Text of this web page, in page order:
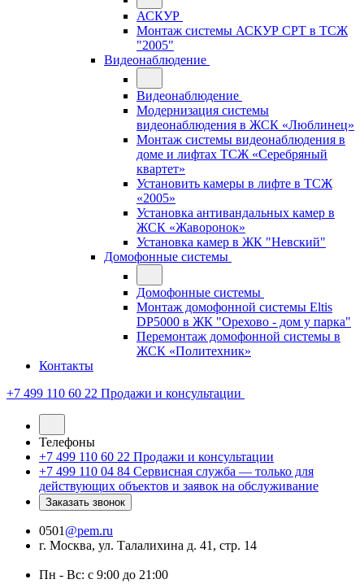
АСКУР
Монтаж системы АСКУР СРТ в ТСЖ
"2005"
Видеонаблюдение
Видеонаблюдение
Модернизация системы
видеонаблюдения в ЖСК «Люблинец»
Монтаж системы видеонаблюдения в
доме и лифтах ТСЖ «Серебряный
квартет»
Установить камеры в лифте в ТСЖ
«2005»
Установка антивандальных камер в
ЖСК «Жаворонок»
Установка камер в ЖК "Невский"
Домофонные системы
Домофонные системы
Монтаж домофонной системы Eltis
DP5000 в ЖК "Орехово - дом у парка"
Перемонтаж домофонной системы в
ЖСК «Политехник»
Контакты
+7 499 110 60 22 Продажи и консультации
Телефоны
+7 499 110 60 22 Продажи и консультации
+7 499 110 04 84 Сервисная служба — только для
действующих объектов и заявок на обслуживание
Заказать звонок
0501 @pem.ru
г. Москва, ул. Талалихина д. 41, стр. 14
Пн - Вс: с 9:00 до 21:00